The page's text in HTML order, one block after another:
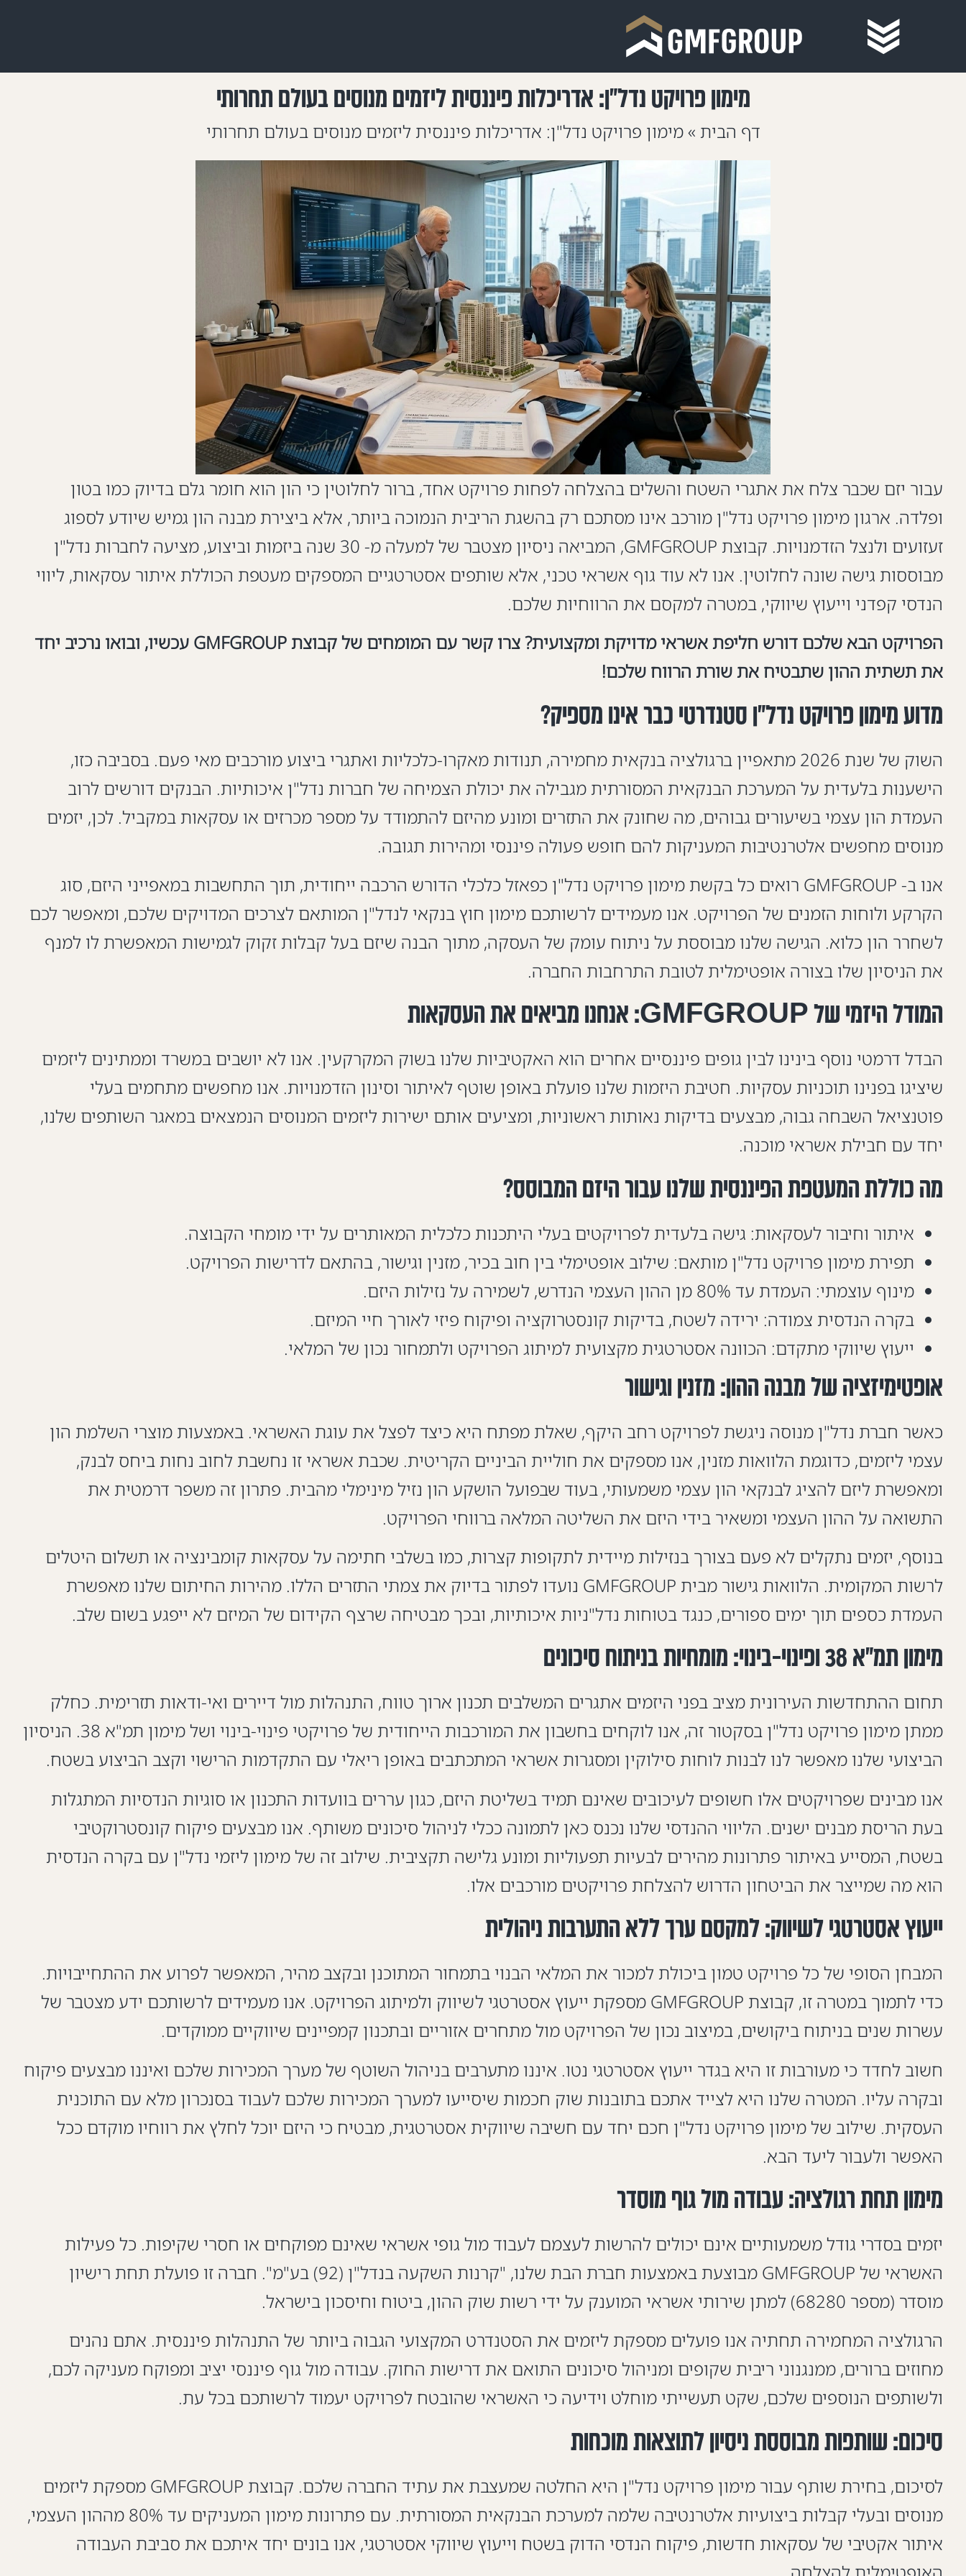
מימון פרויקט נדל"ן: אדריכלות פיננסית ליזמים מנוסים בעולם תחרותי
דף הבית »מימון פרויקט נדל"ן: אדריכלות פיננסית ליזמים מנוסים בעולם תחרותי
עבור יזם שכבר צלח את אתגרי השטח והשלים בהצלחה לפחות פרויקט אחד, ברור לחלוטין כי הון הוא חומר גלם בדיוק כמו בטון
ופלדה. ארגון מימון פרויקט נדל"ן מורכב אינו מסתכם רק בהשגת הריבית הנמוכה ביותר, אלא ביצירת מבנה הון גמיש שיודע לספוג
זעזועים ולנצל הזדמנויות. קבוצת GMFGROUP, המביאה ניסיון מצטבר של למעלה מ- 30 שנה ביזמות וביצוע, מציעה לחברות נדל"ן
מבוססות גישה שונה לחלוטין. אנו לא עוד גוף אשראי טכני, אלא שותפים אסטרטגיים המספקים מעטפת הכוללת איתור עסקאות, ליווי
הנדסי קפדני וייעוץ שיווקי, במטרה למקסם את הרווחיות שלכם.
הפרויקט הבא שלכם דורש חליפת אשראי מדויקת ומקצועית? צרו קשר עם המומחים של קבוצת GMFGROUP עכשיו, ובואו נרכיב יחד
את תשתית ההון שתבטיח את שורת הרווח שלכם!
מדוע מימון פרויקט נדל"ן סטנדרטי כבר אינו מספיק?
השוק של שנת 2026 מתאפיין ברגולציה בנקאית מחמירה, תנודות מאקרו-כלכליות ואתגרי ביצוע מורכבים מאי פעם. בסביבה כזו,
הישענות בלעדית על המערכת הבנקאית המסורתית מגבילה את יכולת הצמיחה של חברות נדל"ן איכותיות. הבנקים דורשים לרוב
העמדת הון עצמי בשיעורים גבוהים, מה שחונק את התזרים ומונע מהיזם להתמודד על מספר מכרזים או עסקאות במקביל. לכן, יזמים
מנוסים מחפשים אלטרנטיבות המעניקות להם חופש פעולה פיננסי ומהירות תגובה.
אנו ב- GMFGROUP רואים כל בקשת מימון פרויקט נדל"ן כפאזל כלכלי הדורש הרכבה ייחודית, תוך התחשבות במאפייני היזם, סוג
הקרקע ולוחות הזמנים של הפרויקט. אנו מעמידים לרשותכם מימון חוץ בנקאי לנדל"ן המותאם לצרכים המדויקים שלכם, ומאפשר לכם
לשחרר הון כלוא. הגישה שלנו מבוססת על ניתוח עומק של העסקה, מתוך הבנה שיזם בעל קבלות זקוק לגמישות המאפשרת לו למנף
את הניסיון שלו בצורה אופטימלית לטובת התרחבות החברה.
המודל היזמי של GMFGROUP: אנחנו מביאים את העסקאות
הבדל דרמטי נוסף בינינו לבין גופים פיננסיים אחרים הוא האקטיביות שלנו בשוק המקרקעין. אנו לא יושבים במשרד וממתינים ליזמים
שיציגו בפנינו תוכניות עסקיות. חטיבת היזמות שלנו פועלת באופן שוטף לאיתור וסינון הזדמנויות. אנו מחפשים מתחמים בעלי
פוטנציאל השבחה גבוה, מבצעים בדיקות נאותות ראשוניות, ומציעים אותם ישירות ליזמים המנוסים הנמצאים במאגר השותפים שלנו,
יחד עם חבילת אשראי מוכנה.
מה כוללת המעטפת הפיננסית שלנו עבור היזם המבוסס?
איתור וחיבור לעסקאות: גישה בלעדית לפרויקטים בעלי היתכנות כלכלית המאותרים על ידי מומחי הקבוצה.
תפירת מימון פרויקט נדל"ן מותאם: שילוב אופטימלי בין חוב בכיר, מזנין וגישור, בהתאם לדרישות הפרויקט.
מינוף עוצמתי: העמדת עד 80% מן ההון העצמי הנדרש, לשמירה על נזילות היזם.
בקרה הנדסית צמודה: ירידה לשטח, בדיקות קונסטרוקציה ופיקוח פיזי לאורך חיי המיזם.
ייעוץ שיווקי מתקדם: הכוונה אסטרטגית מקצועית למיתוג הפרויקט ולתמחור נכון של המלאי.
אופטימיזציה של מבנה ההון: מזנין וגישור
כאשר חברת נדל"ן מנוסה ניגשת לפרויקט רחב היקף, שאלת מפתח היא כיצד לפצל את עוגת האשראי. באמצעות מוצרי השלמת הון
עצמי ליזמים, כדוגמת הלוואות מזנין, אנו מספקים את חוליית הביניים הקריטית. שכבת אשראי זו נחשבת לחוב נחות ביחס לבנק,
ומאפשרת ליזם להציג לבנקאי הון עצמי משמעותי, בעוד שבפועל הושקע הון נזיל מינימלי מהבית. פתרון זה משפר דרמטית את
התשואה על ההון העצמי ומשאיר בידי היזם את השליטה המלאה ברווחי הפרויקט.
בנוסף, יזמים נתקלים לא פעם בצורך בנזילות מיידית לתקופות קצרות, כמו בשלבי חתימה על עסקאות קומבינציה או תשלום היטלים
לרשות המקומית. הלוואות גישור מבית GMFGROUP נועדו לפתור בדיוק את צמתי התזרים הללו. מהירות החיתום שלנו מאפשרת
העמדת כספים תוך ימים ספורים, כנגד בטוחות נדל"ניות איכותיות, ובכך מבטיחה שרצף הקידום של המיזם לא ייפגע בשום שלב.
מימון תמ"א 38 ופינוי-בינוי: מומחיות בניתוח סיכונים
תחום ההתחדשות העירונית מציב בפני היזמים אתגרים המשלבים תכנון ארוך טווח, התנהלות מול דיירים ואי-ודאות תזרימית. כחלק
ממתן מימון פרויקט נדל"ן בסקטור זה, אנו לוקחים בחשבון את המורכבות הייחודית של פרויקטי פינוי-בינוי ושל מימון תמ"א 38. הניסיון
הביצועי שלנו מאפשר לנו לבנות לוחות סילוקין ומסגרות אשראי המתכתבים באופן ריאלי עם התקדמות הרישוי וקצב הביצוע בשטח.
אנו מבינים שפרויקטים אלו חשופים לעיכובים שאינם תמיד בשליטת היזם, כגון עררים בוועדות התכנון או סוגיות הנדסיות המתגלות
בעת הריסת מבנים ישנים. הליווי ההנדסי שלנו נכנס כאן לתמונה ככלי לניהול סיכונים משותף. אנו מבצעים פיקוח קונסטרוקטיבי
בשטח, המסייע באיתור פתרונות מהירים לבעיות תפעוליות ומונע גלישה תקציבית. שילוב זה של מימון ליזמי נדל"ן עם בקרה הנדסית
הוא מה שמייצר את הביטחון הדרוש להצלחת פרויקטים מורכבים אלו.
ייעוץ אסטרטגי לשיווק: למקסם ערך ללא התערבות ניהולית
המבחן הסופי של כל פרויקט טמון ביכולת למכור את המלאי הבנוי בתמחור המתוכנן ובקצב מהיר, המאפשר לפרוע את ההתחייבויות.
כדי לתמוך במטרה זו, קבוצת GMFGROUP מספקת ייעוץ אסטרטגי לשיווק ולמיתוג הפרויקט. אנו מעמידים לרשותכם ידע מצטבר של
עשרות שנים בניתוח ביקושים, במיצוב נכון של הפרויקט מול מתחרים אזוריים ובתכנון קמפיינים שיווקיים ממוקדים.
חשוב לחדד כי מעורבות זו היא בגדר ייעוץ אסטרטגי נטו. איננו מתערבים בניהול השוטף של מערך המכירות שלכם ואיננו מבצעים פיקוח
ובקרה עליו. המטרה שלנו היא לצייד אתכם בתובנות שוק חכמות שיסייעו למערך המכירות שלכם לעבוד בסנכרון מלא עם התוכנית
העסקית. שילוב של מימון פרויקט נדל"ן חכם יחד עם חשיבה שיווקית אסטרטגית, מבטיח כי היזם יוכל לחלץ את רווחיו מוקדם ככל
האפשר ולעבור ליעד הבא.
מימון תחת רגולציה: עבודה מול גוף מוסדר
יזמים בסדרי גודל משמעותיים אינם יכולים להרשות לעצמם לעבוד מול גופי אשראי שאינם מפוקחים או חסרי שקיפות. כל פעילות
האשראי של GMFGROUP מבוצעת באמצעות חברת הבת שלנו, "קרנות השקעה בנדל"ן (92) בע"מ". חברה זו פועלת תחת רישיון
מוסדר (מספר 68280) למתן שירותי אשראי המוענק על ידי רשות שוק ההון, ביטוח וחיסכון בישראל.
הרגולציה המחמירה תחתיה אנו פועלים מספקת ליזמים את הסטנדרט המקצועי הגבוה ביותר של התנהלות פיננסית. אתם נהנים
מחוזים ברורים, ממנגנוני ריבית שקופים ומניהול סיכונים התואם את דרישות החוק. עבודה מול גוף פיננסי יציב ומפוקח מעניקה לכם,
ולשותפים הנוספים שלכם, שקט תעשייתי מוחלט וידיעה כי האשראי שהובטח לפרויקט יעמוד לרשותכם בכל עת.
סיכום: שותפות מבוססת ניסיון לתוצאות מוכחות
לסיכום, בחירת שותף עבור מימון פרויקט נדל"ן היא החלטה שמעצבת את עתיד החברה שלכם. קבוצת GMFGROUP מספקת ליזמים
מנוסים ובעלי קבלות ביצועיות אלטרנטיבה שלמה למערכת הבנקאית המסורתית. עם פתרונות מימון המעניקים עד 80% מההון העצמי,
איתור אקטיבי של עסקאות חדשות, פיקוח הנדסי הדוק בשטח וייעוץ שיווקי אסטרטגי, אנו בונים יחד איתכם את סביבת העבודה